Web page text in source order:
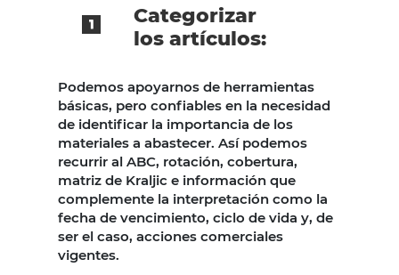
Categorizar
los artículos:
Podemos apoyarnos de herramientas
básicas, pero confiables en la necesidad
de identificar la importancia de los
materiales a abastecer. Así podemos
recurrir al ABC, rotación, cobertura,
matriz de Kraljic e información que
complemente la interpretación como la
fecha de vencimiento, ciclo de vida y, de
ser el caso, acciones comerciales
vigentes.